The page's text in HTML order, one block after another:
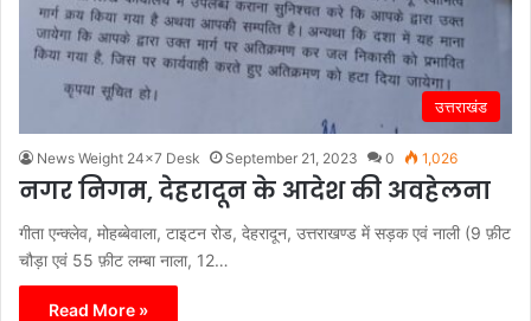
उत्तराखंड
News Weight 24x7 Desk September 21, 2023 0 1,026
नगर निगम, देहरादून के आदेश की अवहेलना
गीता एन्क्लेव, मोहब्बेवाला, टाइटन रोड, देहरादून, उत्तराखण्ड में सड़क एवं नाली (9 फ़ीट
चौड़ा एवं 55 फ़ीट लम्बा नाला, 12…
Read More »